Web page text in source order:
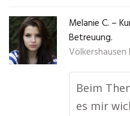
Melanie C. –
Betreuung.
Völkershausen
Beim
es mir